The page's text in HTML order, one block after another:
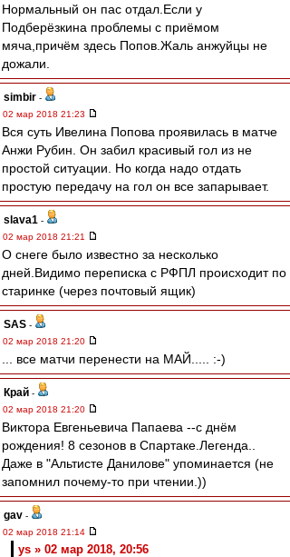
Нормальный он пас отдал.Если у
Подберёзкина проблемы с приёмом
мяча,причём здесь Попов.Жаль анжуйцы не
дожали.
simbir -
02 мар 2018 21:23
Вся суть Ивелина Попова проявилась в матче
Анжи Рубин. Он забил красивый гол из не
простой ситуации. Но когда надо отдать
простую передачу на гол он все запарывает.
slava1 -
02 мар 2018 21:21
О снеге было известно за несколько
дней.Видимо переписка с РФПЛ происходит по
старинке (через почтовый ящик)
SAS -
02 мар 2018 21:20
... все матчи перенести на МАЙ..... :-)
Край -
02 мар 2018 21:20
Виктора Евгеньевича Папаева --с днём
рождения! 8 сезонов в Спартаке.Легенда..
Даже в "Альтисте Данилове" упоминается (не
запомнил почему-то при чтении.))
gav -
02 мар 2018 21:14
ys » 02 мар 2018, 20:56